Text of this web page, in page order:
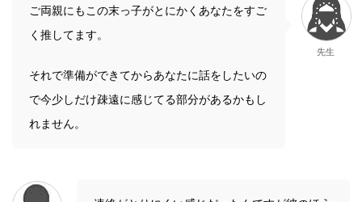
ご両親にもこの末っ子がとにかくあなたをすご
く推してます。
それで準備ができてからあなたに話をしたいの
で今少しだけ疎遠に感じてる部分があるかもし
れません。
先生